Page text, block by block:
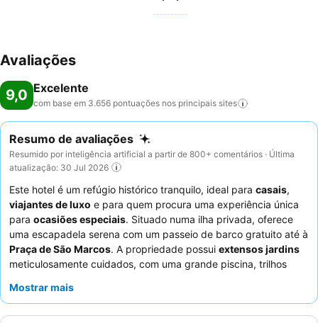
Avaliações
9,0 Excelente
com base em 3.656 pontuações nos principais sites
Resumo de avaliações
Resumido por inteligência artificial a partir de 800+ comentários · Última
atualização: 30 Jul 2026
Este hotel é um refúgio histórico tranquilo, ideal para casais,
viajantes de luxo e para quem procura uma experiência única
para ocasiões especiais. Situado numa ilha privada, oferece
uma escapadela serena com um passeio de barco gratuito até à
Praça de São Marcos. A propriedade possui extensos jardins
meticulosamente cuidados, com uma grande piscina, trilhos
consistentemente o profissionalismo e a simpatia dos
Mostrar mais